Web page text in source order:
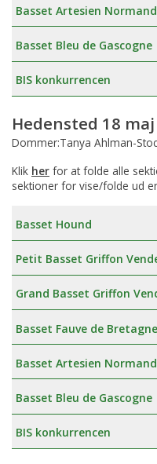
Basset Artesien Normand
Basset Bleu de Gascogne
BIS konkurrencen
Hedensted 18 maj
Dommer:Tanya Ahlman-
Klik her for at folde alle
sektioner for vise/folde ud
Basset Hound
Petit Basset Griffon
Grand Basset Griffon
Basset Fauve de Bretagne
Basset Artesien Normand
Basset Bleu de Gascogne
BIS konkurrencen